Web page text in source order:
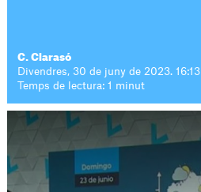
C. Clarasó
Divendres, 30 de juny de 2023. 16:13
Temps de lectura: 1 minut